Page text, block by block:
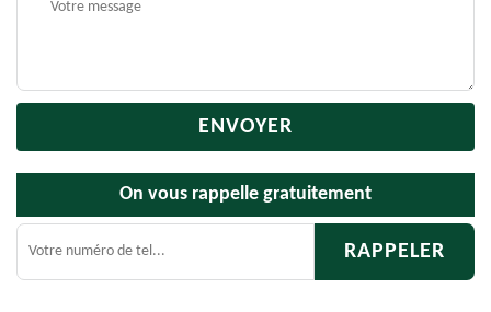
On vous rappelle gratuitement